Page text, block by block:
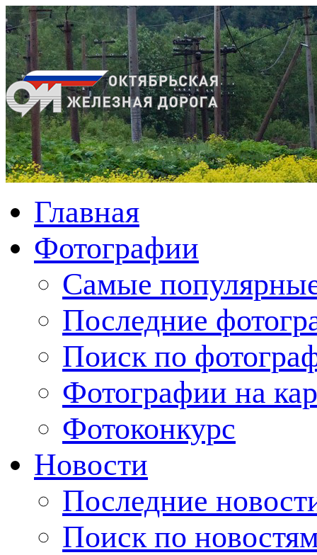
Главная
Фотографии
Cамые
Последние
Поиск по
Фотографии на
Фотоконкурс
Новости
Последние
Поиск по